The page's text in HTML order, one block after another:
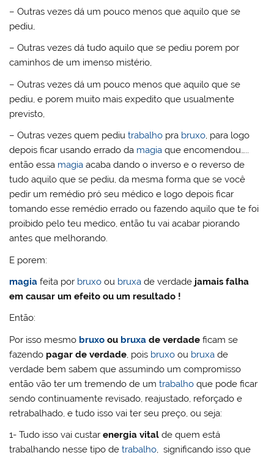
– Outras vezes dá um pouco menos que aquilo que se
pediu,
– Outras vezes dá tudo aquilo que se pediu porem por
caminhos de um imenso mistério,
– Outras vezes dá um pouco menos que aquilo que se
pediu, e porem muito mais expedito que usualmente
previsto,
– Outras vezes quem pediutrabalho pra bruxo, para logo
depois ficar usando errado da magia que encomendou…..
então essa magia acaba dando o inverso e o reverso de
tudo aquilo que se pediu, da mesma forma que se você
pedir um remédio pró seu médico e logo depois ficar
tomando esse remédio errado ou fazendo aquilo que te foi
proibido pelo teu medico, então tu vai acabar piorando
antes que melhorando.
E porem:
magia feita por bruxo ou bruxa de verdade jamais falha
em causar um efeito ou um resultado !
Então:
Por isso mesmo bruxo ou bruxa de verdade ficam se
fazendo pagar de verdade, pois bruxo ou bruxa de
verdade bem sabem que assumindo um compromisso
então vão ter um tremendo de umtrabalho que pode ficar
sendo continuamente revisado, reajustado, reforçado e
retrabalhado, e tudo isso vai ter seu preço, ou seja:
1- Tudo isso vai custarenergia vital de quem está
trabalhando nesse tipo detrabalho, significando isso que